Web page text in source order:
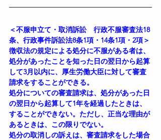
＜不服申立て・取消訴訟　行政不服審査法18
条、行政事件訴訟法8条1項・14条1項・2項＞
徴収法の規定による処分に不服がある者は、
処分があったことを知った日の翌日から起算
して3月以内に、厚生労働大臣に対して審査
請求をすることができる。
処分についての審査請求は、処分があった日
の翌日から起算して1年を経過したときは、
することができない。ただし、正当な理由が
あるときは、この限りでない。
処分の取消しの訴えは、審査請求をした場合